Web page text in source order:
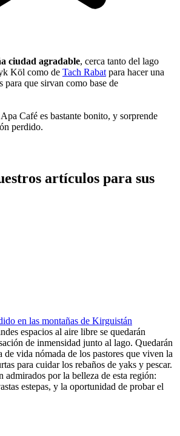
ciudad agradable, cerca tanto del lago
Köl como de Tach Rabat para hacer una
para que sirvan como base de
Café es bastante bonito, y sorprende
perdido.
artículos para sus
en las montañas de Kirguistán
espacios al aire libre se quedarán
de inmensidad junto al lago. Quedarán
de vida nómada de los pastores que viven la
para cuidar los rebaños de yaks y pescar.
admirados por la belleza de esta región:
estepas, y la oportunidad de probar el